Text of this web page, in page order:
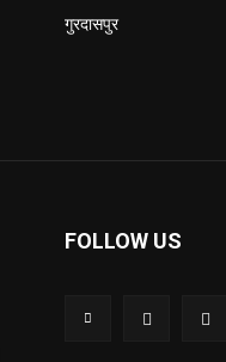
गुरदासपुर
FOLLOW US